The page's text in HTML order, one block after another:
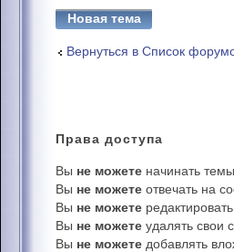
Новая тема
Вернуться в Список
Права доступа
Вы не можете начинать темы
Вы не можете отвечать на
Вы не можете
Вы не можете удалять свои
Вы не можете добавлять